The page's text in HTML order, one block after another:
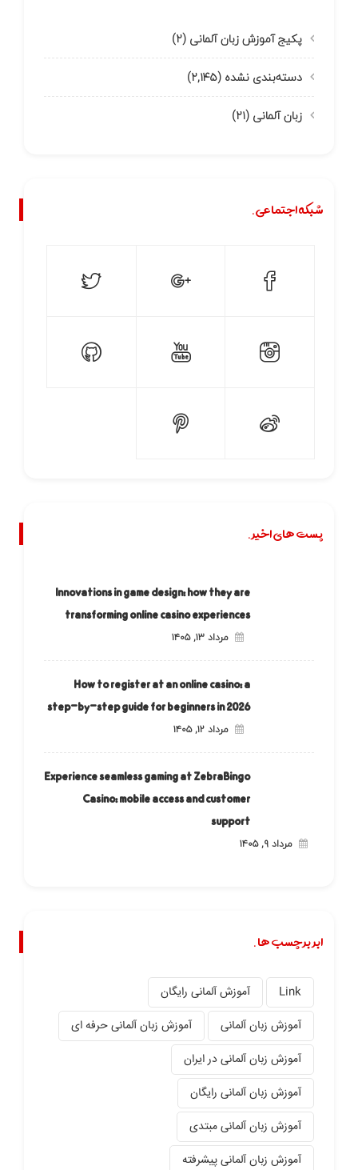
پکیج آموزش زبان آلمانی (۲)
دسته‌بندی نشده (۲,۱۴۵)
زبان آلمانی (۲۱)
شبکه اجتماعی.
پست های اخیر.
Innovations in game design: how they are
transforming online casino experiences
مرداد ۱۳, ۱۴۰۵
How to register at an online casino: a
step-by-step guide for beginners in 2026
مرداد ۱۲, ۱۴۰۵
Experience seamless gaming at ZebraBingo
Casino: mobile access and customer
support
مرداد ۹, ۱۴۰۵
ابر برچسب ها.
Link
آموزش آلمانی رایگان
آموزش زبان آلمانی
آموزش زبان آلمانی حرفه ای
آموزش زبان آلمانی در ایران
آموزش زبان آلمانی رایگان
آموزش زبان آلمانی مبتدی
آموزش زبان آلمانی پیشرفته